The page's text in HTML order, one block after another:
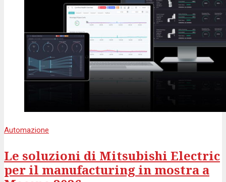
Automazione
Le soluzioni di Mitsubishi Electric
per il manufacturing in mostra a